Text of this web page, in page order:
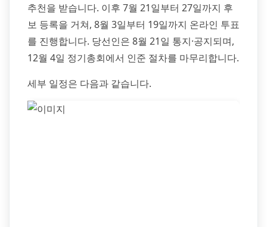
추천을 받습니다. 이후 7월 21일부터 27일까지 후
보 등록을 거쳐, 8월 3일부터 19일까지 온라인 투표
를 진행합니다. 당선인은 8월 21일 통지·공지되며,
12월 4일 정기총회에서 인준 절차를 마무리합니다.
세부 일정은 다음과 같습니다.